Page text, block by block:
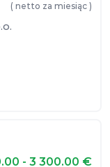
( netto za miesiąc )
- 3 300.00 €